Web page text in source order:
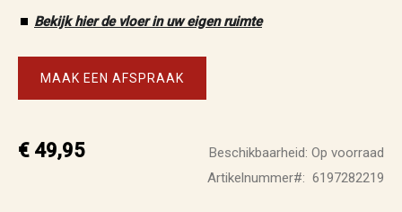
⏹️ Bekijk hier de vloer in uw eigen ruimte
MAAK EEN AFSPRAAK
€ 49,95 Beschikbaarheid: Op voorraad
Artikelnummer
6197282219